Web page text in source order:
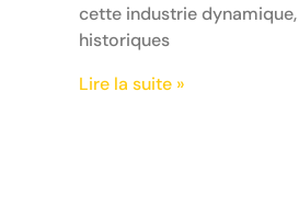
cette industrie
historiques
Lire la suite »